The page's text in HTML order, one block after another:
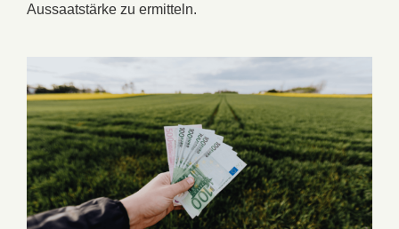
Aussaatstärke zu ermitteln.